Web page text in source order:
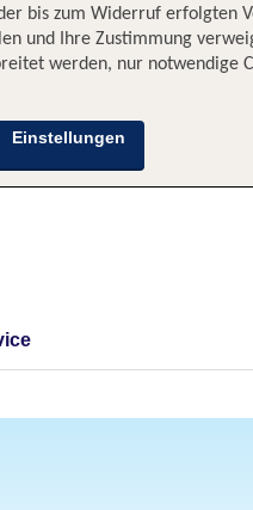
bis zum Widerruf erfolgten
und Ihre Zustimmung
werden, nur notwendige
Einstellungen